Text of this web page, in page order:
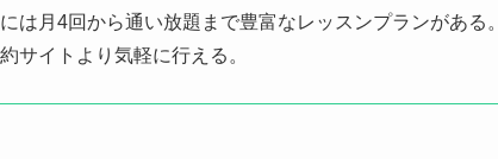
は月4回から通い放題まで豊富なレッスンプランがある。
サイトより気軽に行える。